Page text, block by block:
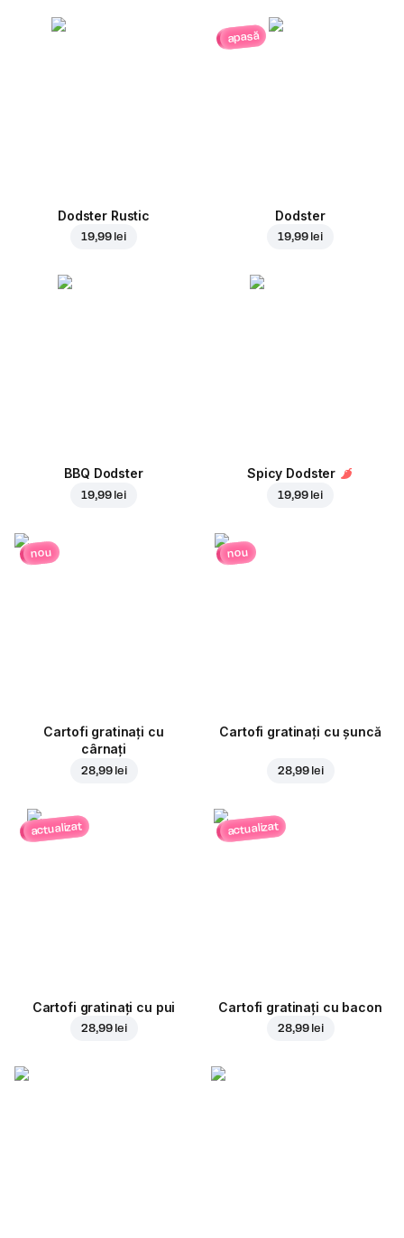
Dodster Rustic
19,99 lei
apasă
Dodster
19,99 lei
BBQ Dodster
19,99 lei
Spicy Dodster
19,99 lei
nou
Cartofi gratinați cu
cârnați
28,99 lei
nou
Cartofi gratinați cu șuncă
28,99 lei
actualizat
Cartofi gratinați cu pui
28,99 lei
actualizat
Cartofi gratinați cu bacon
28,99 lei